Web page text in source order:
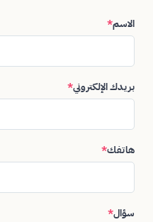
الاسم*
بريدك الإلكتروني*
هاتفك*
سؤال*